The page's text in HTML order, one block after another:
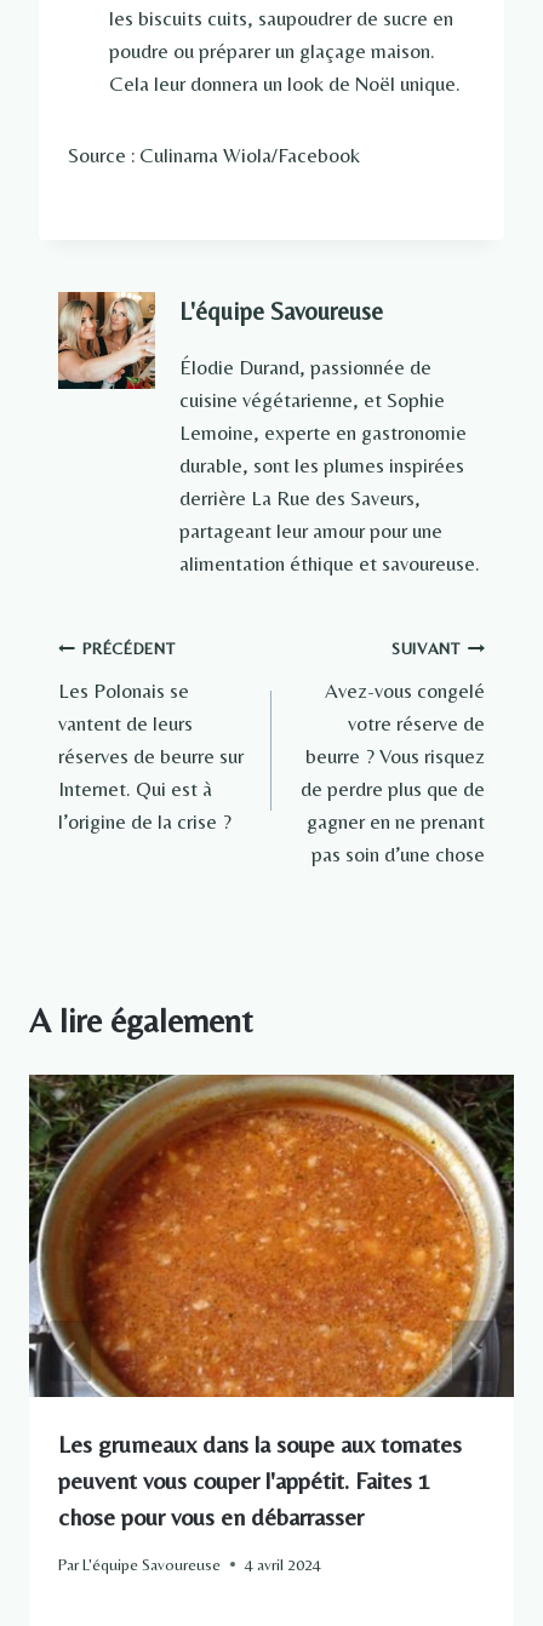
les biscuits cuits, saupoudrer de sucre en
poudre ou préparer un glaçage maison.
Cela leur donnera un look de Noël unique.
Source : Culinarna Wiola/Facebook
L'équipe Savoureuse
Élodie Durand, passionnée de
cuisine végétarienne, et Sophie
Lemoine, experte en gastronomie
durable, sont les plumes inspirées
derrière La Rue des Saveurs,
partageant leur amour pour une
alimentation éthique et savoureuse.
Navigation
de
l’article
PRÉCÉDENT
Les Polonais se
vantent de leurs
réserves de beurre sur
Internet. Qui est à
l’origine de la crise ?
SUIVANT
Avez-vous congelé
votre réserve de
beurre ? Vous risquez
de perdre plus que de
gagner en ne prenant
pas soin d’une chose
A lire également
Les grumeaux dans la soupe aux tomates
peuvent vous couper l'appétit. Faites 1
chose pour vous en débarrasser
ParL'équipe Savoureuse 4 avril 2024